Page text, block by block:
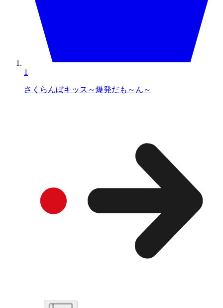
1
さくらんぼキッス～爆発だも～ん～